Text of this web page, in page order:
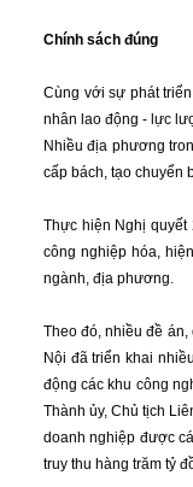
Chính sách đúng
Cùng với sự phát
nhân lao động - lực
Nhiều địa phương
cấp bách, tạo chuyển
Thực hiện Nghị quyết
công nghiệp hóa,
ngành, địa phương.
Theo đó, nhiều đề
Nội đã triển khai
động các khu công
Thành ủy, Chủ tịch
doanh nghiệp được
truy thu hàng trăm tỷ